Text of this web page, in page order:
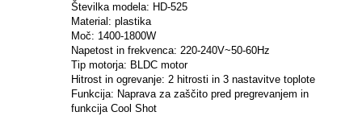
Številka modela: HD-525
Material: plastika
Moč: 1400-1800W
Napetost in frekvenca: 220-240V~50-60Hz
Tip motorja: BLDC motor
Hitrost in ogrevanje: 2 hitrosti in 3 nastavitve toplote
Funkcija: Naprava za zaščito pred pregrevanjem in
funkcija Cool Shot